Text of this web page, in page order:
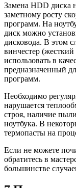
Замена HDD диска
заметному росту
программ. На
диск можно
дисковода. В этом
винчестер
использовать в
предназначенный
программ.
Необходимо
нарушается
строя, наличие
ноутбука. В
термопасты на
Если не можете
обратитесь в
большинстве